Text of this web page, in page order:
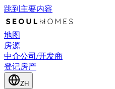
跳到主要内容
地图
房源
中介公司/开发商
登记房产
ZH